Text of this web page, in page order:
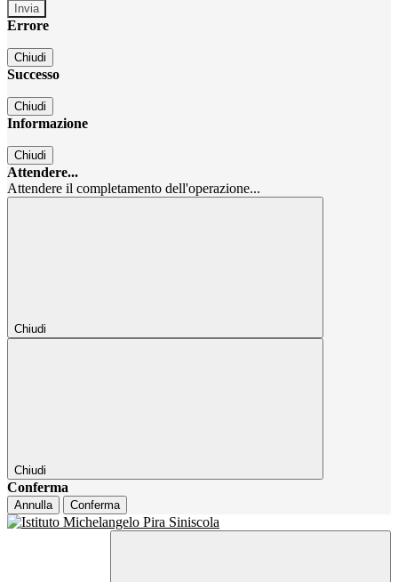
Errore
Chiudi
Successo
Chiudi
Informazione
Chiudi
Attendere...
Attendere il completamento dell'operazione...
Chiudi
Chiudi
Conferma
Annulla Conferma